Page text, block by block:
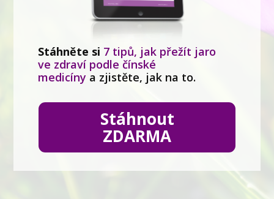
Stáhněte si 7 tipů, jak přežít jaro
ve zdraví podle čínské
medicíny a zjistěte, jak na to.
Stáhnout
ZDARMA